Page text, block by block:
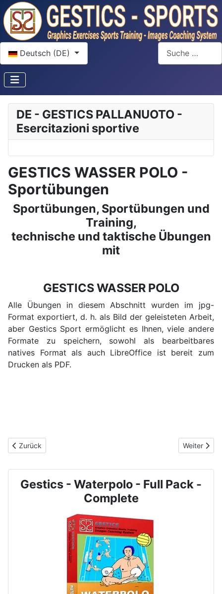
Sprache auswählen
Deutsch (DE)
Suchen
DE - GESTICS PALLANUOTO -
Esercitazioni sportive
GESTICS WASSER POLO -
Sportübungen
Sportübungen, Sportübungen und
Training,
technische und taktische Übungen
mit
GESTICS WASSER POLO
Alle Übungen in diesem Abschnitt wurden im jpg-
Format exportiert, d. h. als Bild der geleisteten Arbeit,
aber Gestics Sport ermöglicht es Ihnen, viele andere
Formate zu speichern, sowohl als bearbeitbares
natives Format als auch LibreOffice ist bereit zum
Drucken als PDF.
Vorheriger Beitrag: GESTICS RUGBY - Sportübungen
Zurück Nächster
Weiter
Gestics - Waterpolo - Full Pack -
Complete